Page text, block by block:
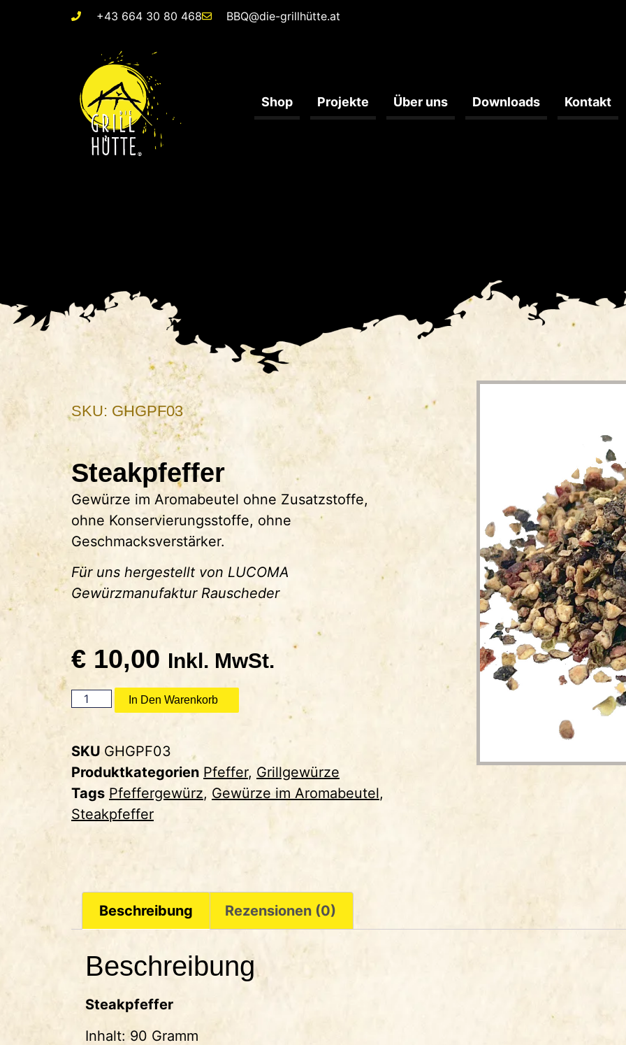
+43 664 30 80 468 BBQ@die-grillhütte.at
Shop Projekte Über uns Downloads Kontakt
SKU: GHGPF03
Steakpfeffer
Gewürze im Aromabeutel ohne Zusatzstoffe,
ohne Konservierungsstoffe, ohne
Geschmacksverstärker.
Für uns hergestellt von LUCOMA
Gewürzmanufaktur Rauscheder
€ 10,00 Inkl. MwSt.
In Den Warenkorb
SKU GHGPF03
Produktkategorien Pfeffer, Grillgewürze
Tags Pfeffergewürz, Gewürze im Aromabeutel,
Steakpfeffer
Beschreibung Rezensionen (0)
Beschreibung
Steakpfeffer
Inhalt: 90 Gramm